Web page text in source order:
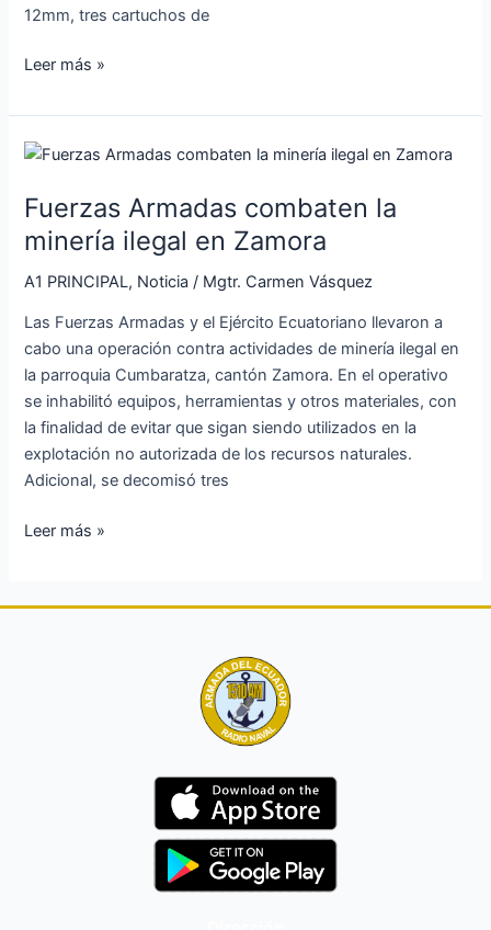
12mm, tres cartuchos de
Leer más »
Fuerzas Armadas combaten la
minería ilegal en Zamora
A1 PRINCIPAL, Noticia / Mgtr. Carmen Vásquez
Las Fuerzas Armadas y el Ejército Ecuatoriano llevaron a
cabo una operación contra actividades de minería ilegal en
la parroquia Cumbaratza, cantón Zamora. En el operativo
se inhabilitó equipos, herramientas y otros materiales, con
la finalidad de evitar que sigan siendo utilizados en la
explotación no autorizada de los recursos naturales.
Adicional, se decomisó tres
Fuerzas
combaten
la
minería
ilegal
Leer más »